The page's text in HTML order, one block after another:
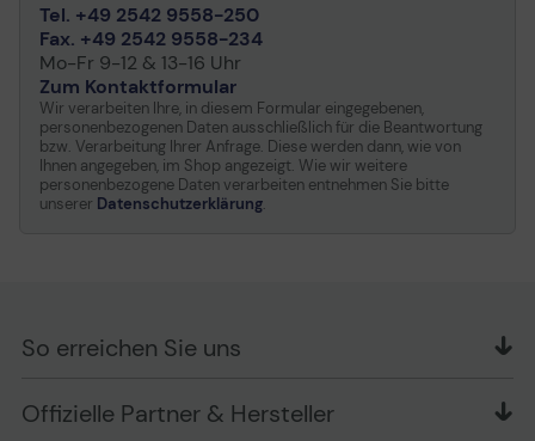
Tel. +49 2542 9558-250
Fax. +49 2542 9558-234
Mo-Fr 9-12 & 13-16 Uhr
Zum Kontaktformular
Wir verarbeiten Ihre, in diesem Formular eingegebenen,
personenbezogenen Daten ausschließlich für die Beantwortung
bzw. Verarbeitung Ihrer Anfrage. Diese werden dann, wie von
Ihnen angegeben, im Shop angezeigt. Wie wir weitere
personenbezogene Daten verarbeiten entnehmen Sie bitte
unserer Datenschutzerklärung.
Offizielle Partner & Hersteller
So erreichen Sie uns
Schlesierring 35